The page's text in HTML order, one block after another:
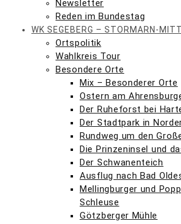
Newsletter
Reden im Bundestag
WK SEGEBERG – STORMARN-
Ortspolitik
Wahlkreis Tour
Besondere Orte
Mix – Besonderer Orte
Ostern am
Der Ruheforst bei
Der Stadtpark in
Rundweg um den
Die Prinzeninsel und
Der Schwanenteich
Ausflug nach Bad
Mellingburger und
Schleuse
Götzberger Mühle